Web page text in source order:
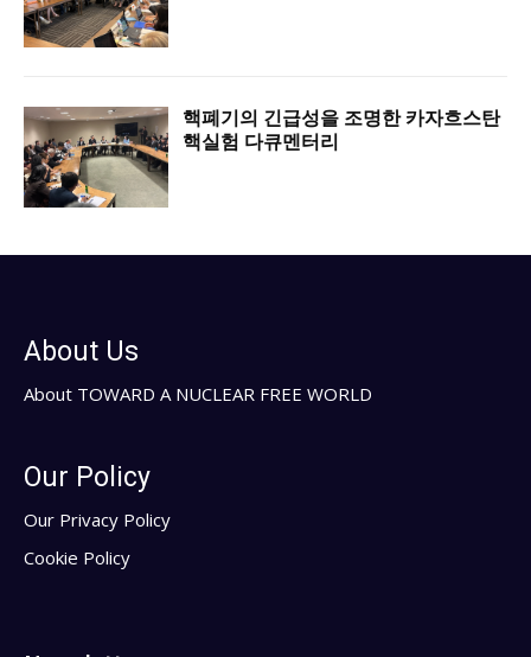
핵폐기의 긴급성을 조명한 카자흐스탄
핵실험 다큐멘터리
About Us
About TOWARD A NUCLEAR FREE WORLD
Our Policy
Our Privacy Policy
Cookie Policy